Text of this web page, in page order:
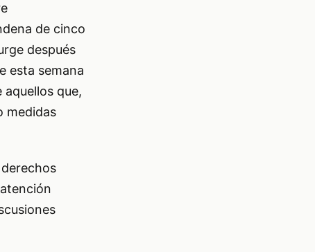
de cinco
después
esta semana
que,
medidas